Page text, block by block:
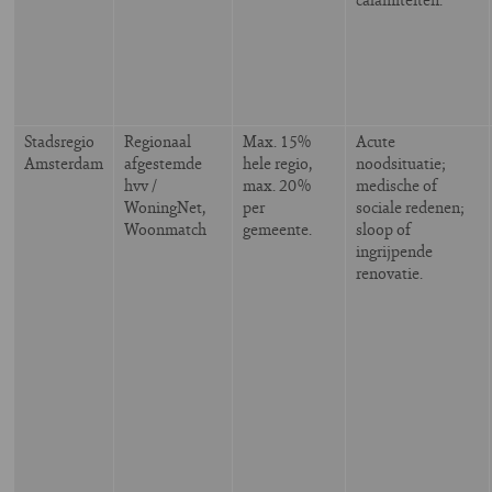
Stadsregio
Amsterdam
Regionaal
afgestemde
hvv /
WoningNet,
Woonmatch
Max. 15%
hele regio,
max. 20%
per
gemeente.
Acute
noodsituatie;
medische of
sociale redenen;
sloop of
ingrijpende
renovatie.